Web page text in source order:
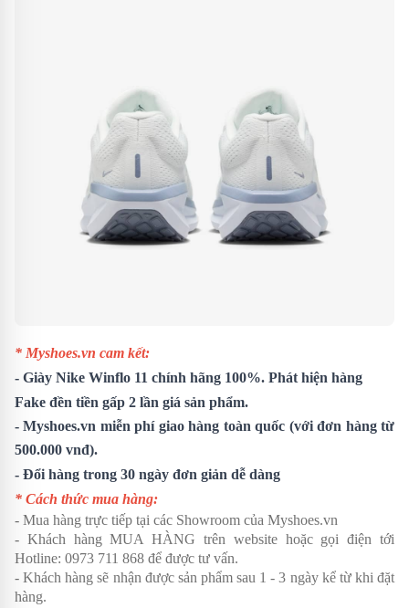
* Myshoes.vn cam kết:
- Giày Nike Winflo 11 chính hãng 100%. Phát hiện hàng
Fake đền tiền gấp 2 lần giá sản phẩm.
- Myshoes.vn miễn phí giao hàng toàn quốc (với đơn hàng từ
500.000 vnđ).
- Đổi hàng trong 30 ngày đơn giản dễ dàng
* Cách thức mua hàng:
- Mua hàng trực tiếp tại các Showroom của Myshoes.vn
- Khách hàng MUA HÀNG trên website hoặc gọi điện tới
Hotline: 0973 711 868 để được tư vấn.
- Khách hàng sẽ nhận được sản phẩm sau 1 - 3 ngày kể từ khi đặt
hàng.